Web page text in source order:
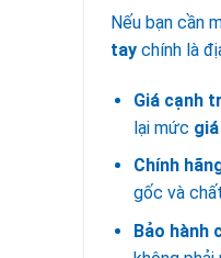
Nếu bạn cần
tay chính là
Giá cạnh
lại mức
Chính
gốc và
Bảo hành